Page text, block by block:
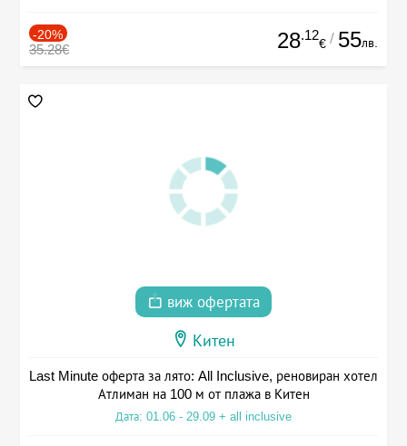
-20%
35.28€ 28.12
€ / 55лв.
виж офертата
Китен
Last Minute оферта за лято: All Inclusive, реновиран хотел
Атлиман на 100 м от плажа в Китен
Дата: 01.06 - 29.09 + all inclusive